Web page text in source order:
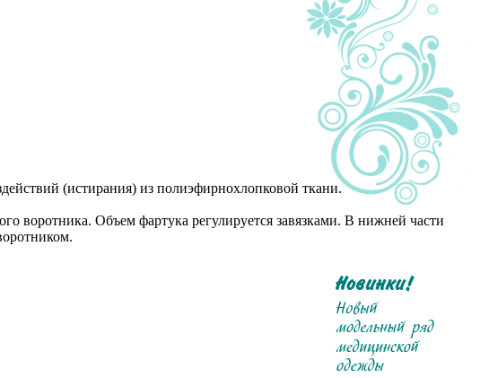
(истирания) из полиэфирнохлопковой ткани.
воротника. Объем фартука регулируется завязками. В нижней части